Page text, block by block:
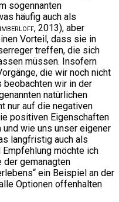
sogennanten
häufig auch als
, 2013), aber
Vorteil, dass sie in
treffen, die sich
müssen. Insofern
die wir noch nicht
beobachten wir in der
natürlichen
nur auf die negativen
positiven Eigenschaften
wie uns unser eigener
langfristig auch als
möchte ich
der gemanagten
ein Beispiel an der
Optionen offenhalten